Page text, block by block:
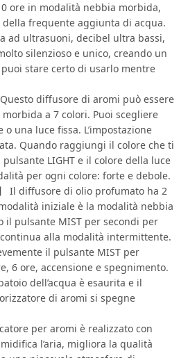
ore in modalità nebbia morbida,
frequente aggiunta di acqua.
ad ultrasuoni, decibel ultra bassi,
silenzioso e unico, creando un
stare certo di usarlo mentre
Questo diffusore di aromi può essere
a 7 colori. Puoi scegliere
una luce fissa. L’impostazione
Quando raggiungi il colore che ti
LIGHT e il colore della luce
per ogni colore: forte e debole.
Il diffusore di olio profumato ha 2
iniziale è la modalità nebbia
il pulsante MIST per secondi per
alla modalità intermittente.
il pulsante MIST per
6 ore, accensione e spegnimento.
dell’acqua è esaurita e il
di aromi si spegne
per aromi è realizzato con
l’aria, migliora la qualità